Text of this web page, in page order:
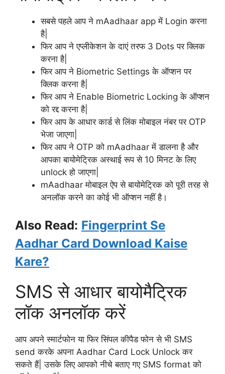
सबसे पहले आप ने mAadhaar app में Login करना
है|
फिर आप ने एप्लीकेशन के दाएं तरफ 3 Dots पर क्लिक
करना है|
फिर आप ने Biometric Settings के ऑप्शन पर
क्लिक करना है|
फिर आप ने Enable Biometric Locking के ऑप्शन
को रद्द करना है|
फिर आप के आधार कार्ड से लिंक मोबाइल नंबर पर OTP
भेजा जाएगा|
फिर आप ने OTP को mAadhaar में डालना है और
आपका बायोमेट्रिक अस्थाई रूप से 10 मिनट के लिए
unlock हो जाएगा|
mAadhaar मोबाइल ऐप से बायोमेट्रिक को पूरी तरह से
अनलॉक करने का कोई भी ऑप्शन नहीं है।
Also Read: Fingerprint Se
Aadhar Card Download Kaise
Kare?
SMS से आधार बायोमैट्रिक
लॉक अनलॉक करें
आप अपने स्मार्टफोन या फिर सिंपल कीपैड फोन से भी SMS
send करके अपना Aadhar Card Lock Unlock कर
सकते हैं| उसके लिए आपको नीचे बताए गए SMS format को